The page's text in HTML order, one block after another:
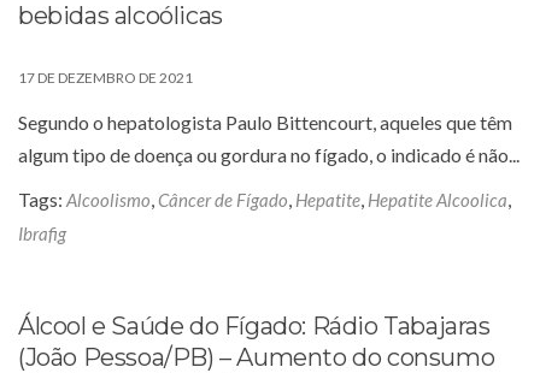
bebidas alcoólicas
17 DE DEZEMBRO DE 2021
Segundo o hepatologista Paulo Bittencourt, aqueles que têm
algum tipo de doença ou gordura no fígado, o indicado é não...
Tags: Alcoolismo,Câncer de Fígado, Hepatite, Hepatite Alcoolica,
Ibrafig
Álcool e Saúde do Fígado: Rádio Tabajaras
(João Pessoa/PB) – Aumento do consumo